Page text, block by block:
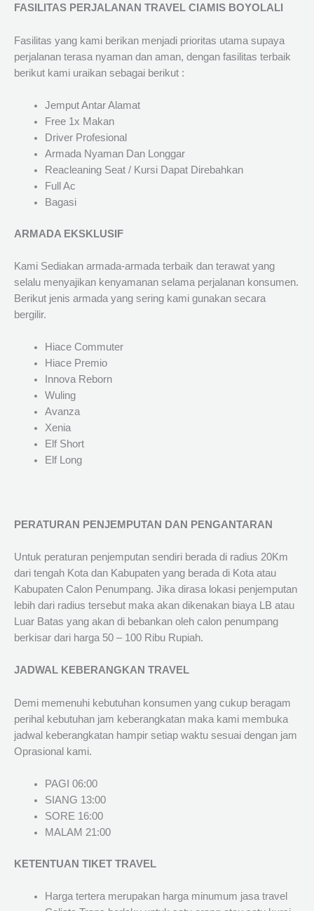
FASILITAS PERJALANAN TRAVEL CIAMIS BOYOLALI
Fasilitas yang kami berikan menjadi prioritas utama supaya
perjalanan terasa nyaman dan aman, dengan fasilitas terbaik
berikut kami uraikan sebagai berikut :
Jemput Antar Alamat
Free 1x Makan
Driver Profesional
Armada Nyaman Dan Longgar
Reacleaning Seat / Kursi Dapat Direbahkan
Full Ac
Bagasi
ARMADA EKSKLUSIF
Kami Sediakan armada-armada terbaik dan terawat yang
selalu menyajikan kenyamanan selama perjalanan konsumen.
Berikut jenis armada yang sering kami gunakan secara
bergilir.
Hiace Commuter
Hiace Premio
Innova Reborn
Wuling
Avanza
Xenia
Elf Short
Elf Long
PERATURAN PENJEMPUTAN DAN PENGANTARAN
Untuk peraturan penjemputan sendiri berada di radius 20Km
dari tengah Kota dan Kabupaten yang berada di Kota atau
Kabupaten Calon Penumpang. Jika dirasa lokasi penjemputan
lebih dari radius tersebut maka akan dikenakan biaya LB atau
Luar Batas yang akan di bebankan oleh calon penumpang
berkisar dari harga 50 – 100 Ribu Rupiah.
JADWAL KEBERANGKAN TRAVEL
Demi memenuhi kebutuhan konsumen yang cukup beragam
perihal kebutuhan jam keberangkatan maka kami membuka
jadwal keberangkatan hampir setiap waktu sesuai dengan jam
Oprasional kami.
PAGI 06:00
SIANG 13:00
SORE 16:00
MALAM 21:00
KETENTUAN TIKET TRAVEL
Harga tertera merupakan harga minumum jasa travel